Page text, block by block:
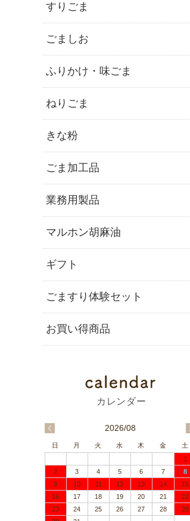
すりごま
ごましお
ふりかけ・味ごま
ねりごま
きな粉
ごま加工品
業務用製品
マルホン胡麻油
ギフト
ごますり体験セット
お買い得商品
2026/08
日 月 火 水 木 金
土
1
2
3 4 5 6 7
8
9
10 11 12 13 14
15
16
17 18 19 20 21
22
23
24 25 26 27 28
29